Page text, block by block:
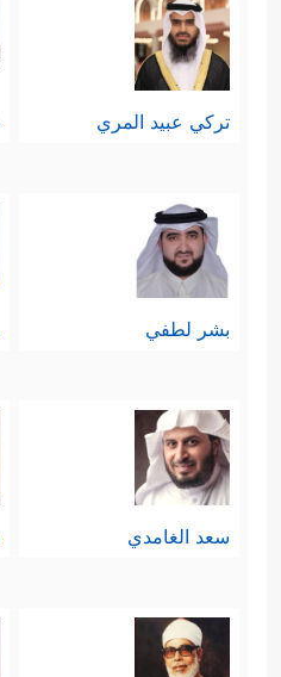
تركي عبيد المري
بشر لطفي
سعد الغامدي